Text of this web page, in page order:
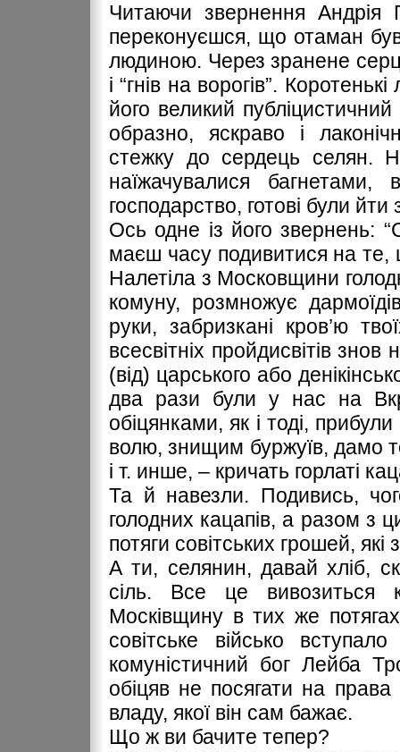
Читаючи звернення Андрія
переконуєшся, що отаман
людиною. Через зранене
і “гнів на ворогів”.
його великий
образно, яскраво і
стежку до сердець селян.
наїжачувалися
господарство, готові були
Ось одне із його звернень:
маєш часу подивитися на те,
Налетіла з Московщини
комуну, розмножує
руки, забризкані кров’ю
всесвітніх пройдисвітів знов
(від) царського або
два рази були у нас на
обіцянками, як і тоді,
волю, знищим буржуїв, дамо
і т. инше, – кричать горлаті
Та й навезли. Подивись,
голодних кацапів, а разом з
потяги совітських грошей, які
А ти, селянин, давай хліб,
сіль. Все це вивозиться
Москівщину в тих же
совітське військо
комуністичний бог Лейба
обіцяв не посягати на права
владу, якої він сам бажає.
Що ж ви бачите тепер?